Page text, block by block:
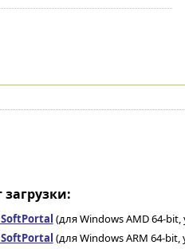
SoftPortal (для Windows AMD 64-
SoftPortal (для Windows ARM 64-